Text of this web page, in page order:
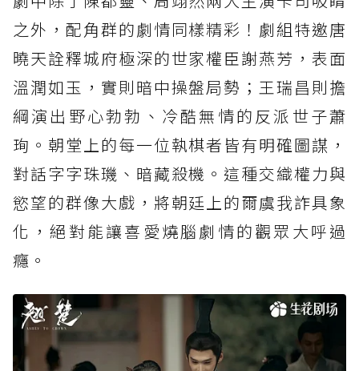
之外，配角群的劇情同樣精彩！劇組特邀唐
曉天詮釋城府極深的世家權臣謝燕芳，表面
溫潤如玉，實則暗中操盤局勢；王瑞昌則擔
綱演出野心勃勃、冷酷無情的反派世子蕭
珣。朝堂上的每一位執棋者皆有明確圖謀，
對話字字珠璣、暗藏殺機。這種交織權力與
慾望的群像大戲，將朝廷上的爾虞我詐具象
化，絕對能讓喜愛燒腦劇情的觀眾大呼過
癮。